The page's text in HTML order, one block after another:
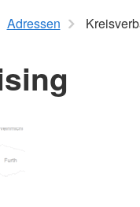
und
Erste
Erste
Kontakt
Adressen